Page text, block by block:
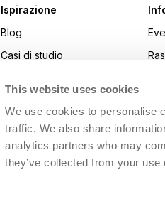
This website uses cookies
We use cookies to personalise
traffic. We also share
analytics partners who may
they’ve collected from your
Ispirazione
Blog
Casi di studio
i-